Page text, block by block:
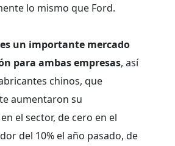
lo mismo que Ford.
es un importante mercado
para ambas empresas, así
chinos, que
aumentaron su
el sector, de cero en el
del 10% el año pasado, de